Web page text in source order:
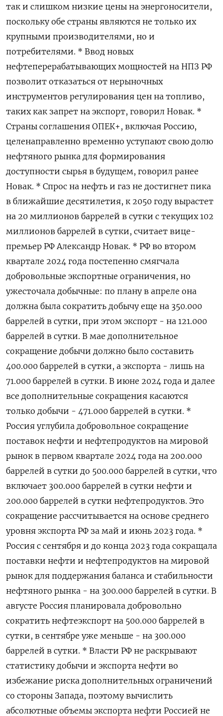
так и слишком низкие цены на энергоносители,
поскольку обе страны являются не только их
крупными производителями, но и
потребителями. * Ввод новых
нефтеперерабатывающих мощностей на НПЗ РФ
позволит отказаться от нерыночных
инструментов регулирования цен на топливо,
таких как запрет на экспорт, говорил Новак. *
Страны соглашения ОПЕК+, включая Россию,
целенаправленно временно уступают свою долю
нефтяного рынка для формирования
доступности сырья в будущем, говорил ранее
Новак. * Спрос на нефть и газ не достигнет пика
в ближайшие десятилетия, к 2050 году вырастет
на 20 миллионов баррелей в сутки с текущих 102
миллионов баррелей в сутки, считает вице-
премьер РФ Александр Новак. * РФ во втором
квартале 2024 года постепенно смягчала
добровольные экспортные ограничения, но
ужесточала добычные: по плану в апреле она
должна была сократить добычу еще на 350.000
баррелей в сутки, при этом экспорт - на 121.000
баррелей в сутки. В мае дополнительное
сокращение добычи должно было составить
400.000 баррелей в сутки, а экспорта - лишь на
71.000 баррелей в сутки. В июне 2024 года и далее
все дополнительные сокращения касаются
только добычи - 471.000 баррелей в сутки. *
Россия углубила добровольное сокращение
поставок нефти и нефтепродуктов на мировой
рынок в первом квартале 2024 года на 200.000
баррелей в сутки до 500.000 баррелей в сутки, что
включает 300.000 баррелей в сутки нефти и
200.000 баррелей в сутки нефтепродуктов. Это
сокращение рассчитывается на основе среднего
уровня экспорта РФ за май и июнь 2023 года. *
Россия с сентября и до конца 2023 года сокращала
поставки нефти и нефтепродуктов на мировой
рынок для поддержания баланса и стабильности
нефтяного рынка - на 300.000 баррелей в сутки. В
августе Россия планировала добровольно
сократить нефтеэкспорт на 500.000 баррелей в
сутки, в сентябре уже меньше - на 300.000
баррелей в сутки. * Власти РФ не раскрывают
статистику добычи и экспорта нефти во
избежание риска дополнительных ограничений
со стороны Запада, поэтому вычислить
абсолютные объемы экспорта нефти Россией не